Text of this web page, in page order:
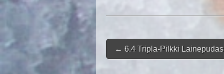
Post navigation
← 6.4 Tripla-Pilkki Lainepudas